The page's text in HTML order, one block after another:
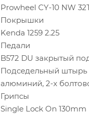
Prowheel CY-10 NW
Покрышки
Kenda 1259 2.25
Педали
B572 DU закрытый
Подседельный штырь
алюминий, 2-х
Грипсы
Single Lock On 130mm